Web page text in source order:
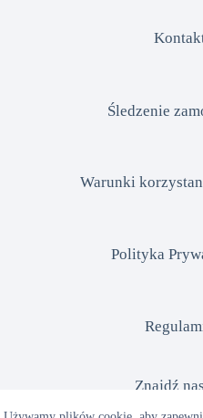
Śledzenie
Warunki
Polityka
Znajdź